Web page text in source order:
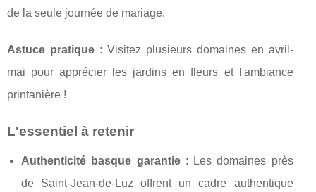
de la seule journée de mariage.
Astuce pratique : Visitez plusieurs domaines en avril-
mai pour apprécier les jardins en fleurs et l'ambiance
printanière !
L'essentiel à retenir
Authenticité basque garantie: Les domaines près
de Saint-Jean-de-Luz offrent un cadre authentique